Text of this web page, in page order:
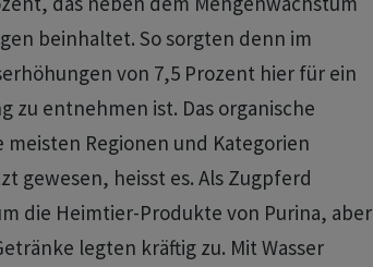
beinhaltet. So sorgten denn im
von 7,5 Prozent hier für ein
zu entnehmen ist. Das organische
meisten Regionen und Kategorien
gewesen, heisst es. Als Zugpferd
die Heimtier-Produkte von Purina, aber
legten kräftig zu. Mit Wasser